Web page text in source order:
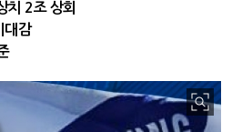
치 2조 상회
대감